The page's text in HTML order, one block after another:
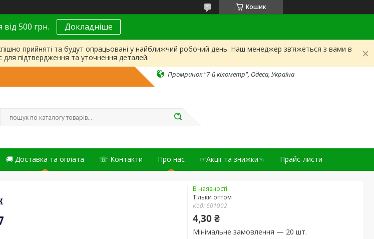
Кошик
500 грн. Докладніше
прийняті та будут опрацьовані у найближчий робочий день. Наш менеджер зв’яжеться з вами в
для підтвердження та уточнення деталей.
Промринок "7-й кілометр", Одеса, Україна
🚚 Доставка та оплата ☏ Контакти Про нас ☞Акції та знижки☜ Прайс-листи
В наявності
Тільки оптом
Код: 601902
4,30 ₴
Мінімальне замовлення — 20 шт.